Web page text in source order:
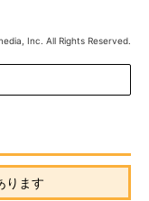
Inc. All Rights Reserved.
ります